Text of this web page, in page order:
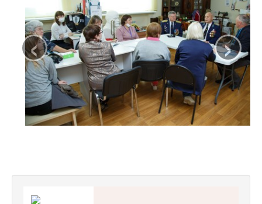
‹ ›